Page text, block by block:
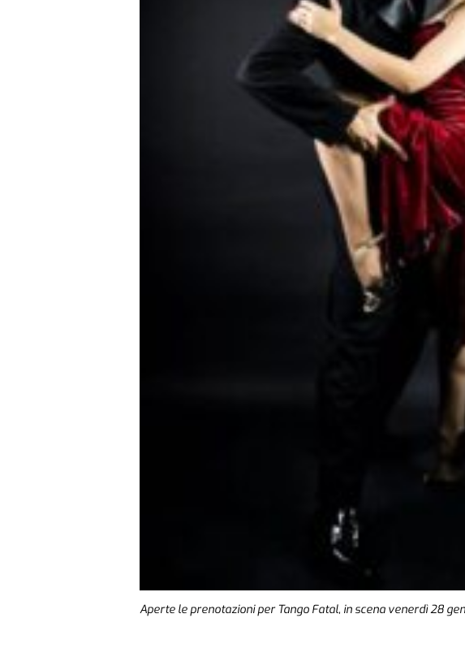
Aperte le prenotazioni per Tango Fatal, in scena venerdì 28